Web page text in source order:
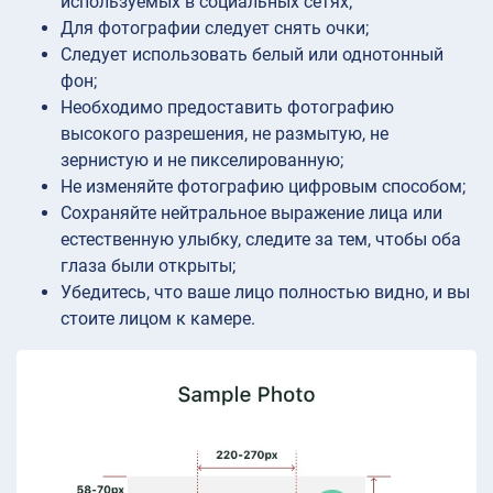
Для фотографии следует снять очки;
Следует использовать белый или однотонный
фон;
Необходимо предоставить фотографию
высокого разрешения, не размытую, не
зернистую и не пикселированную;
Не изменяйте фотографию цифровым способом;
Сохраняйте нейтральное выражение лица или
естественную улыбку, следите за тем, чтобы оба
глаза были открыты;
Убедитесь, что ваше лицо полностью видно, и вы
стоите лицом к камере.